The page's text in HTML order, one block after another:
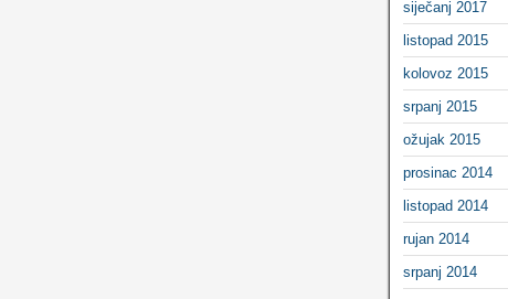
siječanj 2017
listopad 2015
kolovoz 2015
srpanj 2015
ožujak 2015
prosinac 2014
listopad 2014
rujan 2014
srpanj 2014